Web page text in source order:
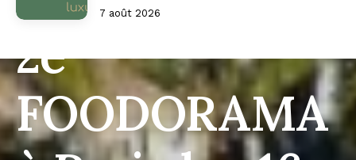
7 août 2026
2e
FOODORAMA